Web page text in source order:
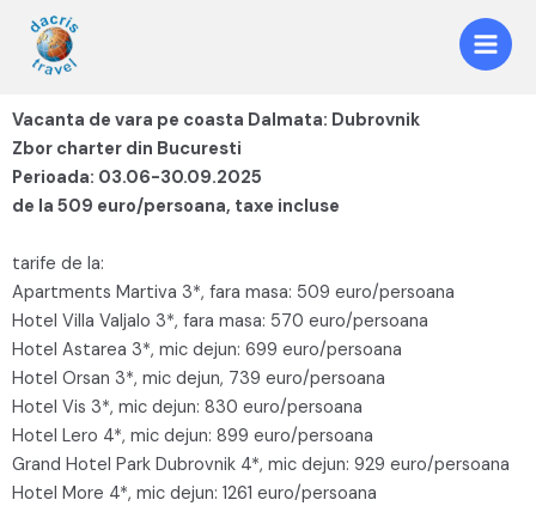
Vacanta de vara pe coasta Dalmata: Dubrovnik
Zbor charter din Bucuresti
Perioada: 03.06-30.09.2025
de la 509 euro/persoana, taxe incluse
tarife de la:
Apartments Martiva 3*, fara masa: 509 euro/persoana
Hotel Villa Valjalo 3*, fara masa: 570 euro/persoana
Hotel Astarea 3*, mic dejun: 699 euro/persoana
Hotel Orsan 3*, mic dejun, 739 euro/persoana
Hotel Vis 3*, mic dejun: 830 euro/persoana
Hotel Lero 4*, mic dejun: 899 euro/persoana
Grand Hotel Park Dubrovnik 4*, mic dejun: 929 euro/persoana
Hotel More 4*, mic dejun: 1261 euro/persoana